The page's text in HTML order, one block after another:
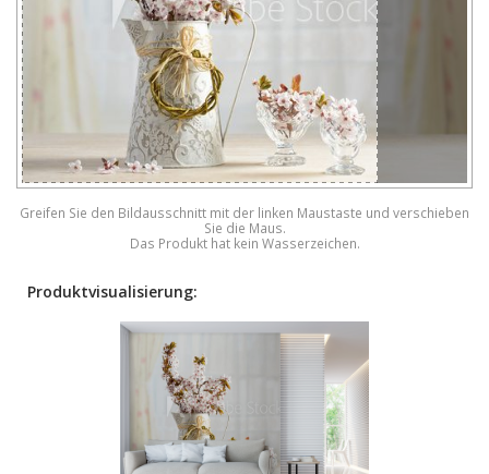
Greifen Sie den Bildausschnitt mit der linken Maustaste und verschieben
Sie die Maus.
Das Produkt hat kein Wasserzeichen.
Produktvisualisierung: